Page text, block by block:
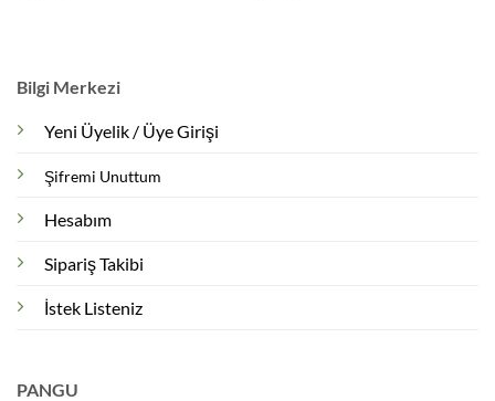
Bilgi Merkezi
Yeni Üyelik / Üye Girişi
Şifremi Unuttum
Hesabım
Sipariş Takibi
İstek Listeniz
PANGU